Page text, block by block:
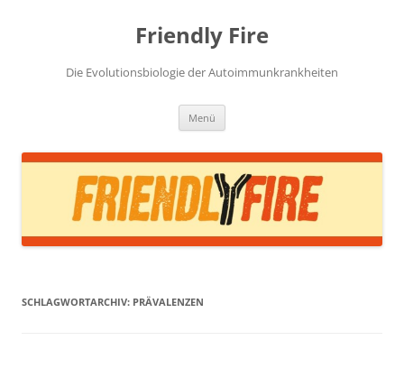
Friendly Fire
Die Evolutionsbiologie der Autoimmunkrankheiten
Menü
SCHLAGWORTARCHIV: PRÄVALENZEN